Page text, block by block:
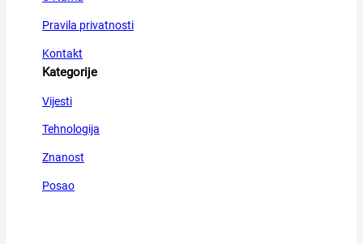
Pravila privatnosti
Kontakt
Kategorije
Vijesti
Tehnologija
Znanost
Posao